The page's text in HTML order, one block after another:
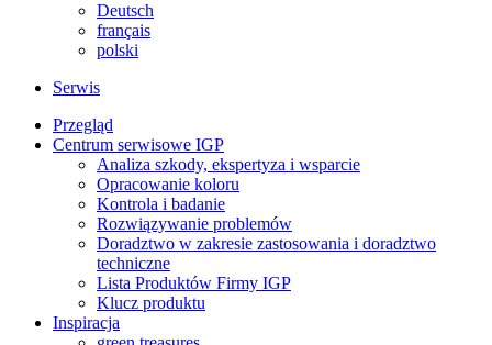
Deutsch
français
polski
Serwis
Przegląd
Centrum serwisowe IGP
Analiza szkody, ekspertyza i wsparcie
Opracowanie koloru
Kontrola i badanie
Rozwiązywanie problemów
Doradztwo w zakresie zastosowania i doradztwo
techniczne
Lista Produktów Firmy IGP
Klucz produktu
Inspiracja